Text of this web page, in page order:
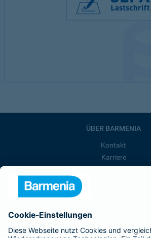
ÜBER BARMENIA
Kontakt
Karriere
Barmenia ist Teil der